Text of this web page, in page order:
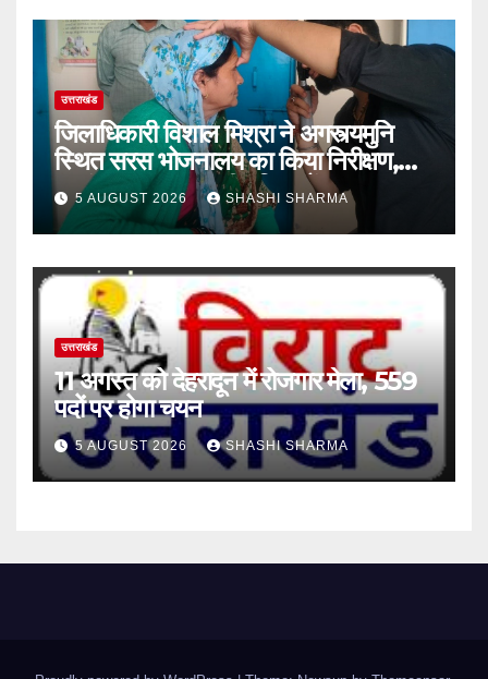
उत्तराखंड
जिलाधिकारी विशाल मिश्रा ने अगस्त्यमुनि
स्थित सरस भोजनालय का किया निरीक्षण,
स्वयं सहायता समूह की महिलाओं का बढ़ाया
उत्साह
5 AUGUST 2026 SHASHI SHARMA
उत्तराखंड
11 अगस्त को देहरादून में रोजगार मेला, 559
पदों पर होगा चयन
5 AUGUST 2026 SHASHI SHARMA